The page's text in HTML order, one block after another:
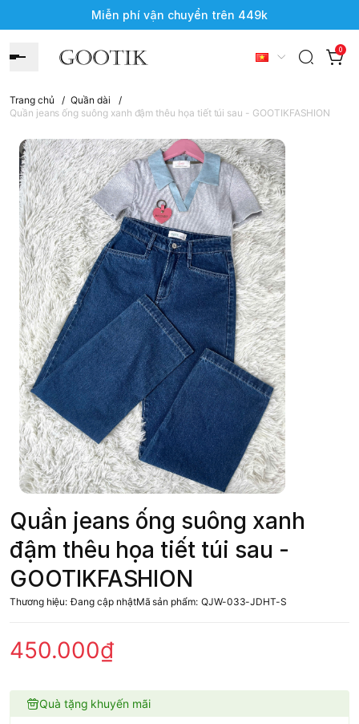
Miễn phí vận chuyển trên 449k
0
Trang chủ / Quần dài
/
Quần jeans ống suông xanh đậm thêu họa tiết túi sau - GOOTIKFASHION
Quần jeans ống suông xanh
đậm thêu họa tiết túi sau -
GOOTIKFASHION
Thương hiệu: Đang cập nhậtMã sản phẩm: QJW-033-JDHT-S
450.000₫
Quà tặng khuyến mãi